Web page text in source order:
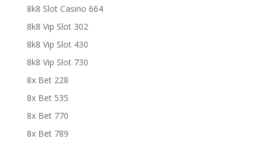
8k8 Slot Casino 664
8k8 Vip Slot 302
8k8 Vip Slot 430
8k8 Vip Slot 730
8x Bet 228
8x Bet 535
8x Bet 770
8x Bet 789